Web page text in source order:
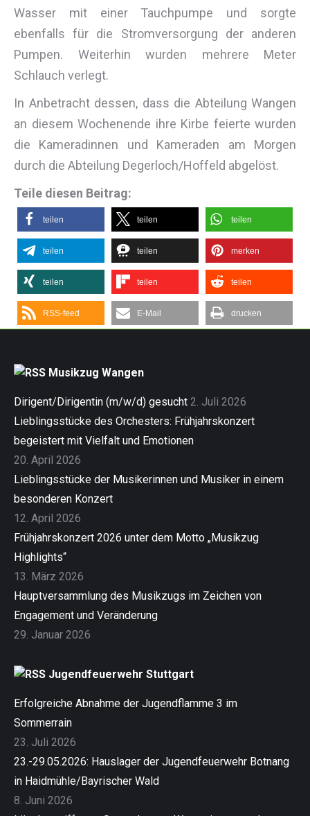
Wasser mit einer Tauchpumpe und sorgte
ebenfalls für die Stromversorgung der anderen
Pumpen. Weiterhin wurden mehrere Meter
Schlauch verlegt.
In Anbetracht dessen, dass die Abteilung Wangen
an diesem Wochenende ihre Kirbe feierte wurden
die Kameradinnen und Kameraden am Morgen
durch die Abteilung Degerloch/Hoffeld abgelöst.
Teile diesen Beitrag:
teilen teilen teilen
teilen teilen merken
teilen teilen teilen
RSS-feed E-Mail drucken
Musikzug Wangen
Dirigent/Dirigentin (m/w/d) gesucht 2. Juli 2026
Lieblingsstücke des Orchesters: Frühjahrskonzert
begeistert mit Vielfalt und Emotionen
20. April 2026
Lieblingsstücke der Musikerinnen und Musiker in einem
besonderen Konzert
12. April 2026
Frühjahrskonzert 2026 unter dem Motto „Musikzug
Highlights“
13. März 2026
Hauptversammlung des Musikzugs im Zeichen von
Engagement und Veränderung
29. Januar 2026
Jugendfeuerwehr Stuttgart
Erfolgreiche Abnahme der Jugendflamme 3 im
Sommerrain
23. Juli 2026
23.-29.05.2026: Hauslager der Jugendfeuerwehr Botnang
in Haidmühle/Bayrischer Wald
8. Juni 2026